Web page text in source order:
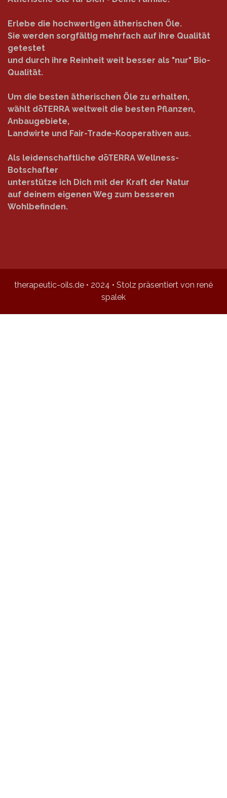
Erlebe die hochwertigen ätherischen Öle.
Sie werden sorgfältig mehrfach auf ihre Qualität
getestet
und durch ihre Reinheit weit besser als "nur" Bio-
Qualität.
Um die besten ätherischen Öle zu erhalten,
wählt dōTERRA weltweit die besten Pflanzen,
Anbaugebiete,
Landwirte und Fair-Trade-Kooperativen aus.
Als leidenschaftliche dōTERRA Wellness-
Botschafter
unterstütze ich Dich mit der Kraft der Natur
auf deinem eigenen Weg zum besseren
Wohlbefinden.
therapeutic-oils.de • 2024 • Stolz präsentiert von rené
spalek